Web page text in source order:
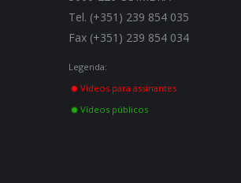
Tel. (+351) 239 854 035
Fax (+351) 239 854 034
Legenda:
Vídeos para assinantes
Vídeos públicos